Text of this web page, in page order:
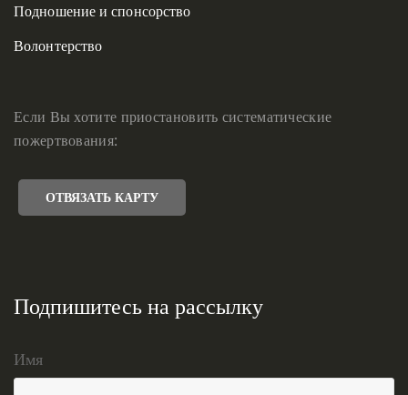
Подношение и спонсорство
Волонтерство
Если Вы хотите приостановить систематические
пожертвования:
ОТВЯЗАТЬ КАРТУ
Подпишитесь на рассылку
Имя